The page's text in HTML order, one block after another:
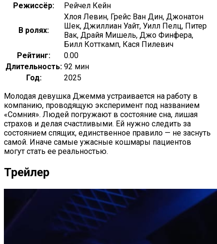
Режиссёр:
Рейчел Кейн
В ролях:
Хлоя Левин, Грейс Ван Дин, Джонатон
Шек, Джиллиан Уайт, Уилл Пелц, Питер
Вак, Драйя Мишель, Джо Финфера,
Билл Котткамп, Кася Пилевич
Рейтинг:
0.00
Длительность: 92 мин
Год:
2025
Молодая девушка Джемма устраивается на работу в
компанию, проводящую эксперимент под названием
«Сомния». Людей погружают в состояние сна, лишая
страхов и делая счастливыми. Ей нужно следить за
состоянием спящих, единственное правило — не заснуть
самой. Иначе самые ужасные кошмары пациентов
могут стать ее реальностью.
Трейлер